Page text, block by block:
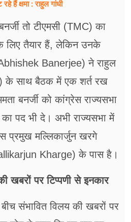
हैं क्षमा : राहुल गांधी
तो टीएमसी (TMC) का
लिए तैयार हैं, लेकिन उनके
Banerjee) ने राहुल
के साथ बैठक में एक शर्त रख
बनर्जी को कांग्रेस राज्यसभा
पद भी दे। अभी राज्यसभा में
प्रमुख मल्लिकार्जुन खरगे
Kharge) के पास है।
खबरों पर टिप्पणी से इनकार
संभावित विलय की खबरों पर